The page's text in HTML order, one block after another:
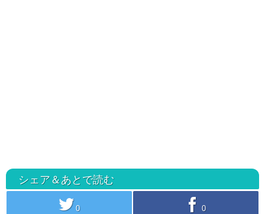
シェア＆あとで読む
twitter 0 facebook 0